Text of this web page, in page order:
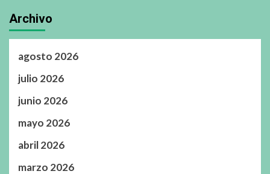
Archivo
agosto 2026
julio 2026
junio 2026
mayo 2026
abril 2026
marzo 2026